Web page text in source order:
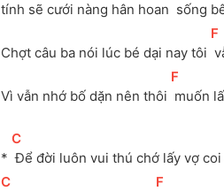
tính sẽ cưới nàng hân hoan sống
Chợt câu ba nói lúc bé dại nay tôi
[F
Vì vẫn nhớ bố dặn nên thôi
[F
muốn
*
[
C
Để đời luôn vui thú chớ lấy vợ coi
[
C [F